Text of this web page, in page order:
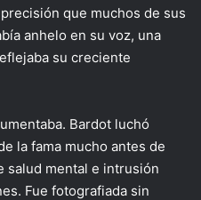
que muchos de sus
anhelo en su voz, una
su creciente
Bardot luchó
la fama mucho antes de
salud mental e intrusión
Fue fotografiada sin